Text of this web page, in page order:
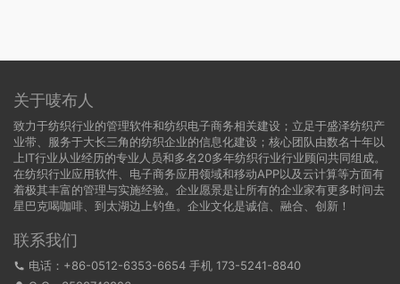
关于唛布人
致力于纺织行业的管理软件和纺织电子商务相关建设；立足于盛泽纺织产
业带、服务于大长三角的纺织企业的信息化建设；核心团队由数名十年以
上IT行业从业经历的专业人员和多名20多年纺织行业行业顾问共同组成。
在纺织行业应用软件、电子商务应用领域和移动APP以及云计算等方面有
着极其丰富的管理与实施经验。企业愿景是让所有的企业家有更多时间去
星巴克喝咖啡、到太湖边上钓鱼。企业文化是诚信、融合、创新！
联系我们
电话：+86-0512-6353-6654 手机 173-5241-8840